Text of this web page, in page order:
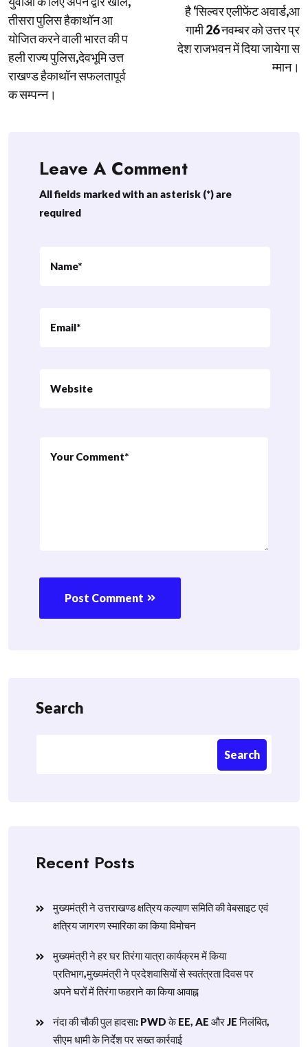
तीसरा पुलिस हैकाथॉन आ
योजित करने वाली भारत की प
हली राज्य पुलिस,देवभूमि उत्त
राखण्ड हैकाथॉन सफलतापूर्व
क सम्पन्न।
है ‘सिल्वर एलीफेंट अवार्ड,आ
गामी 26 नवम्बर को उत्तर प्र
देश राजभवन में दिया जायेगा स
म्मान।
Leave A Comment
All fields marked with an asterisk (*) are
required
Post Comment
Search
Search
Recent Posts
मुख्यमंत्री ने उत्तराखण्ड क्षत्रिय कल्याण समिति की वेबसाइट एवं
क्षत्रिय जागरण स्मारिका का किया विमोचन
मुख्यमंत्री ने हर घर तिरंगा यात्रा कार्यक्रम में किया
प्रतिभाग,मुख्यमंत्री ने प्रदेशवासियों से स्वतंत्रता दिवस पर
अपने घरों में तिरंगा फहराने का किया आवाह्न
नंदा की चौकी पुल हादसा: PWD के EE, AE और JE निलंबित,
सीएम धामी के निर्देश पर सख्त कार्रवाई